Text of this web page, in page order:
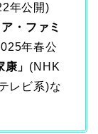
年公開)
ア・ファミ
年春公
康」 (NHK
レビ系)な